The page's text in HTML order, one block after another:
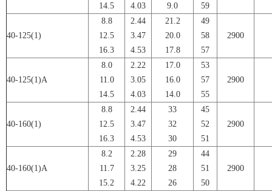
14.5
4.03
9.0
59
40-125(1)
8.8
12.5
16.3
2.44
3.47
4.53
21.2
20.0
17.8
49
58
57
2900
40-125(1)A
8.0
11.0
14.5
2.22
3.05
4.03
17.0
16.0
14.0
53
57
55
2900
40-160(1)
8.8
12.5
16.3
2.44
3.47
4.53
33
32
30
45
52
51
2900
40-160(1)A
8.2
11.7
15.2
2.28
3.25
4.22
29
28
26
44
51
50
2900